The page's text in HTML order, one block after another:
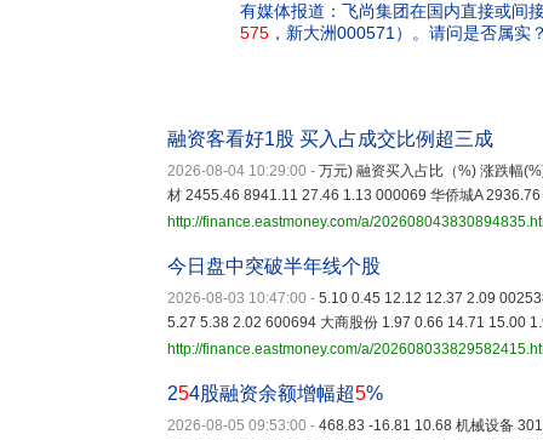
有媒体报道：飞尚集团在国内直接或间
575 ，新大洲000571）。请问是否属实
融资客看好1股 买入占成交比例超三成
2026-08-04 10:29:00 - 万元) 融资买入占比（%) 涨跌幅
材 2455.46 8941.11 27.46 1.13 000069 华侨城A
http://finance.eastmoney.com/a/
今日盘中突破半年线个股
2026-08-03 10:47:00 - 5.10 0.45 12.12 12.37 2.09
5.27 5.38 2.02 600694 大商股份 1.97 0.66 14.71 15.00
http://finance.eastmoney.com/a/
254股融资余额增幅超5%
2026-08-05 09:53:00 - 468.83 -16.81 10.68 机械设备